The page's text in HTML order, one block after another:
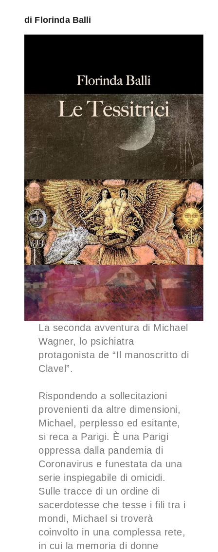
di Florinda Balli
La seconda avventura di Michael
Wagner, lo psichiatra
protagonista de “Il manoscritto di
Clavel”.
Rispondendo a sollecitazioni
provenienti da altre dimensioni,
Michael, perplesso ed esitante,
si reca a Parigi. È una Parigi
oppressa dalla pandemia di
Coronavirus e funestata da una
serie inspiegabile di omicidi.
Sulle tracce di un ordine di
sacerdotesse che tesse i fili tra i
mondi, Michael si troverà
coinvolto in una complessa rete,
in cui la memoria di donne